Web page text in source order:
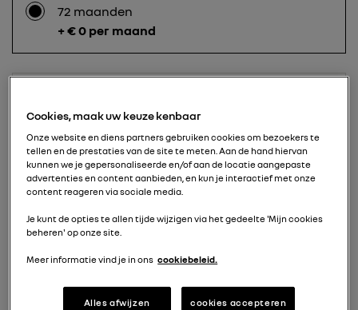
72 maanden
+ € 0 per maand
+ € 65 per maand
48 maanden
+ € 90 per maand
36 maanden
+ € 122 per maand
Cookies, maak uw keuze kenbaar
Onze website en diens partners gebruiken cookies om bezoekers te
tellen en de prestaties van de site te meten. Aan de hand hiervan
kunnen we je gepersonaliseerde en/of aan de locatie aangepaste
advertenties en content aanbieden, en kun je interactief met onze
content reageren via sociale media.
Je kunt de opties te allen tijde wijzigen via het gedeelte 'Mijn cookies
beheren' op onze site.
Meer informatie vind je in ons cookiebeleid.
Alles afwijzen cookies accepteren